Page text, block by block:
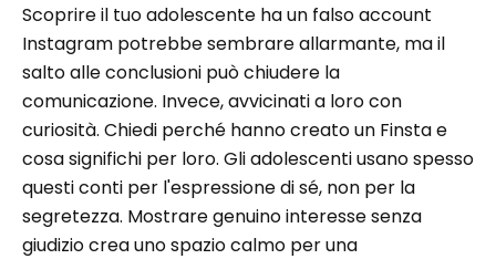
Scoprire il tuo adolescente ha un falso account
Instagram potrebbe sembrare allarmante, ma il
salto alle conclusioni può chiudere la
comunicazione. Invece, avvicinati a loro con
curiosità. Chiedi perché hanno creato un Finsta e
cosa significhi per loro. Gli adolescenti usano spesso
questi conti per l'espressione di sé, non per la
segretezza. Mostrare genuino interesse senza
giudizio crea uno spazio calmo per una